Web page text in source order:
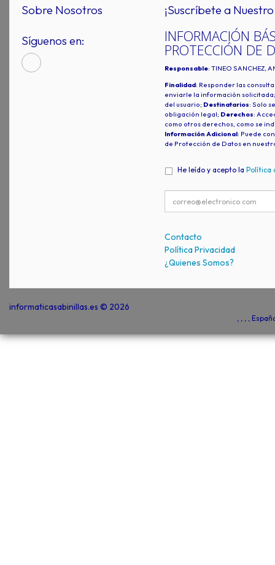
Sobre Nosotros
Síguenos en:
¡Suscríbete a
INFORMACIÓN
PROTECCIÓN DE
Responsable: TINEO SANCHEZ,
Finalidad: Responder las
enviarle la información
del usuario; Destinatarios: Solo
obligación legal; Derechos:
como otros derechos, como se
Información Adicional: Puede
de Protección de Datos en
He leído y acepto la Política
Contacto
Política Privacidad
¿Quienes Somos?
informaticasabinillas.es © 2026
, , , ,